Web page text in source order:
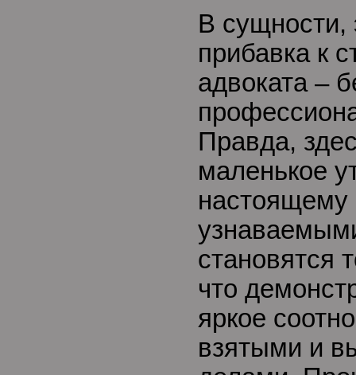
В сущности,
прибавка к
адвоката –
Правда,
маленькое
настоящему
становятся
что
яркое
взятыми и